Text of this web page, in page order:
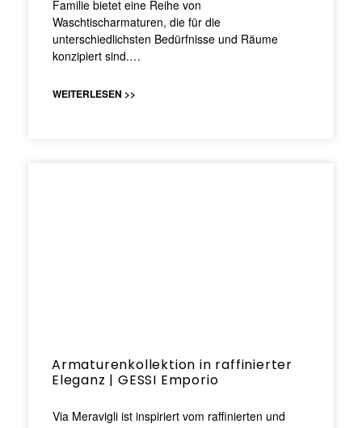
Familie bietet eine Reihe von
Waschtischarmaturen, die für die
unterschiedlichsten Bedürfnisse und Räume
konzipiert sind.…
WEITERLESEN >>
Armaturenkollektion in raffinierter
Eleganz | GESSI Emporio
Via Meravigli ist inspiriert vom raffinierten und